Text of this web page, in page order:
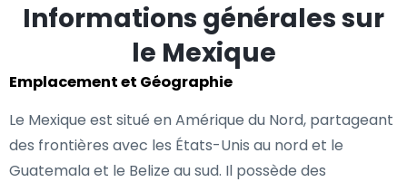
Informations générales sur
le Mexique
Emplacement et Géographie
Le Mexique est situé en Amérique du Nord, partageant
des frontières avec les États-Unis au nord et le
Guatemala et le Belize au sud. Il possède des